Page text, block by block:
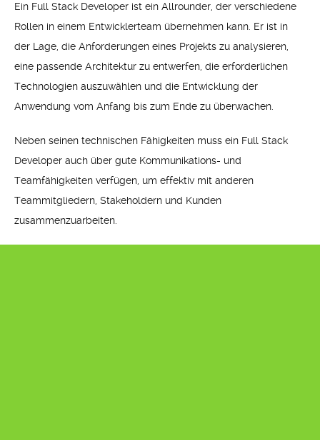
Ein Full Stack Developer ist ein Allrounder, der verschiedene
Rollen in einem Entwicklerteam übernehmen kann. Er ist in
der Lage, die Anforderungen eines Projekts zu analysieren,
eine passende Architektur zu entwerfen, die erforderlichen
Technologien auszuwählen und die Entwicklung der
Anwendung vom Anfang bis zum Ende zu überwachen.
Neben seinen technischen Fähigkeiten muss ein Full Stack
Developer auch über gute Kommunikations- und
Teamfähigkeiten verfügen, um effektiv mit anderen
Teammitgliedern, Stakeholdern und Kunden
zusammenzuarbeiten.